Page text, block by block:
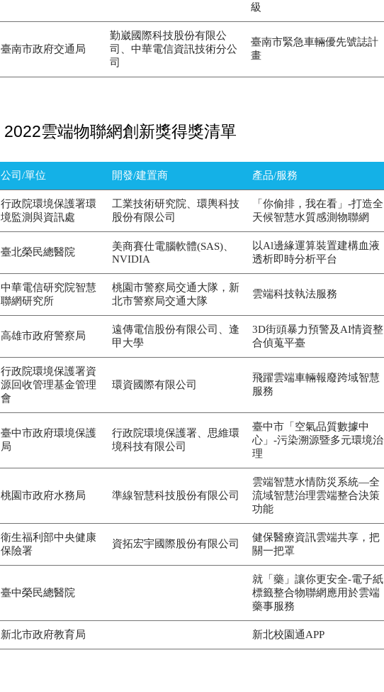
級
臺南市政府交通局
勤崴國際科技股份有限公
司、中華電信資訊技術分公
司
臺南市緊急車輛優先號誌計
畫
2022雲端物聯網創新獎得獎清單
公司/單位 開發/建置商 產品/服務
行政院環境保護署環
境監測與資訊處
工業技術研究院、環輿科技
股份有限公司
「你偷排，我在看」-打造全
天候智慧水質感測物聯網
臺北榮民總醫院
美商賽仕電腦軟體(SAS)、
NVIDIA
以Al邊緣運算裝置建構血液
透析即時分析平台
中華電信研究院智慧
聯網研究所
桃園市警察局交通大隊，新
北市警察局交通大隊
雲端科技執法服務
高雄市政府警察局
遠傳電信股份有限公司、逢
甲大學
3D街頭暴力預警及AI情資整
合偵蒐平臺
行政院環境保護署資
源回收管理基金管理
會
環資國際有限公司
飛躍雲端車輛報廢跨域智慧
服務
臺中市政府環境保護
局
行政院環境保護署、思維環
境科技有限公司
臺中市「空氣品質數據中
心」-污染溯源暨多元環境治
理
桃園市政府水務局 準線智慧科技股份有限公司
雲端智慧水情防災系統—全
流域智慧治理雲端整合決策
功能
衛生福利部中央健康
保險署
資拓宏宇國際股份有限公司
健保醫療資訊雲端共享，把
關一把罩
臺中榮民總醫院
就「藥」讓你更安全-電子紙
標籤整合物聯網應用於雲端
藥事服務
新北市政府教育局 新北校園通APP